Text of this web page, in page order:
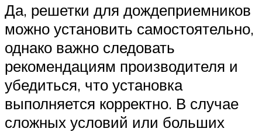
Да, решетки для дождеприемников
можно установить самостоятельно,
однако важно следовать
рекомендациям производителя и
убедиться, что установка
выполняется корректно. В случае
сложных условий или больших